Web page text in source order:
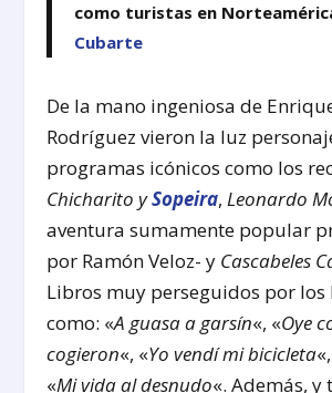
como turistas en
Cubarte
De la mano ingeniosa de
Rodríguez vieron la luz
programas icónicos como los
Chicharito ySopeira,Leonardo
aventura sumamente popular
por Ramón Veloz- y Cascabeles
Libros muy perseguidos por los
como: «A guasa a garsín«, «Oye
cogieron«, «Yo vendí mi bicicleta
«Mi vida al desnudo«. Además, y